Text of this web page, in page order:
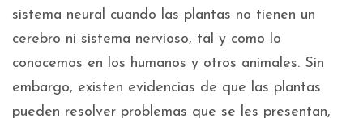
sistema neural cuando las plantas no tienen un
cerebro ni sistema nervioso, tal y como lo
conocemos en los humanos y otros animales. Sin
embargo, existen evidencias de que las plantas
pueden resolver problemas que se les presentan,